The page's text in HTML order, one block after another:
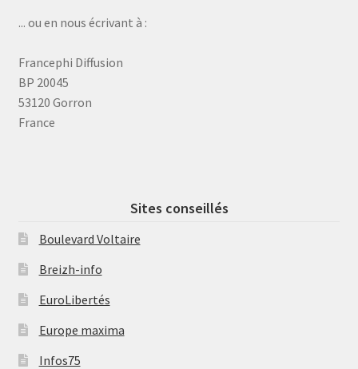
... ou en nous écrivant à :
Francephi Diffusion
BP 20045
53120 Gorron
France
Sites conseillés
Boulevard Voltaire
Breizh-info
EuroLibertés
Europe maxima
Infos75